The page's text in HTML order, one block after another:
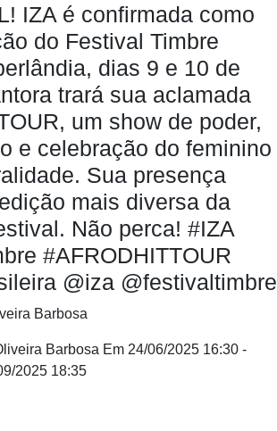
IZA é confirmada como
do Festival Timbre
dias 9 e 10 de
trará sua aclamada
um show de poder,
e celebração do feminino
Sua presença
mais diversa da
Não perca! #IZA
#AFRODHITTOUR
@iza @festivaltimbre
Barbosa Em 24/06/2025 16:30 -
2025 18:35